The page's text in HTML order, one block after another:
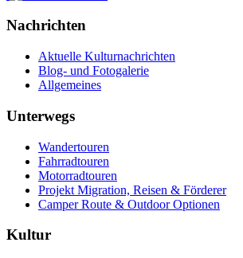
Nachrichten
Aktuelle Kulturnachrichten
Blog- und Fotogalerie
Allgemeines
Unterwegs
Wandertouren
Fahrradtouren
Motorradtouren
Projekt Migration, Reisen & Förderer
Camper Route & Outdoor Optionen
Kultur